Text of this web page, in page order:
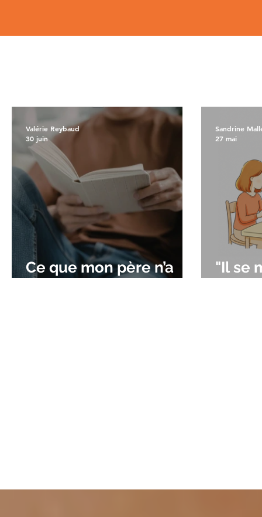
Ce que mon père n’a
Valérie Reybaud
30 juin
"Il se
Sandrine
27 mai